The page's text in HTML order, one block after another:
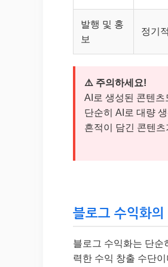
발행 및 홍
보
정기
⚠️ 주의하세요!
AI로 생성된 콘텐
단순히 AI로 대량
흔적이 담긴 콘텐
블로그 수익화
블로그 수익화는 단순
력한 수익 창출 수단